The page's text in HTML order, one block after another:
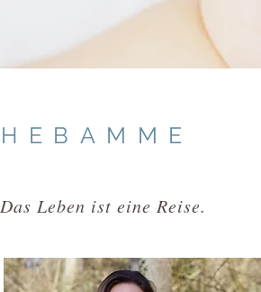
HEBAMME
Das Leben ist eine Reise.